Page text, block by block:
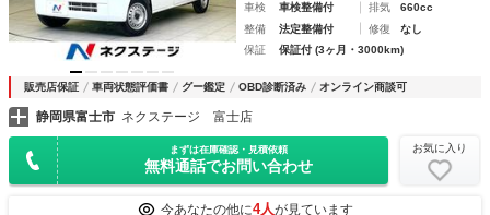
車検
車検整備付 排気
660cc
整備
法定整備付 修復
なし
保証
保証付 (3ヶ月・3000km)
販売店保証 車両状態評価書 グー鑑定 OBD診断済み オンライン商談可
静岡県富士市 ネクステージ 富士店
まずは在庫確認・見積依頼
無料通話でお問い合わせ
お気に入り
今あなたの他に4人が見ています